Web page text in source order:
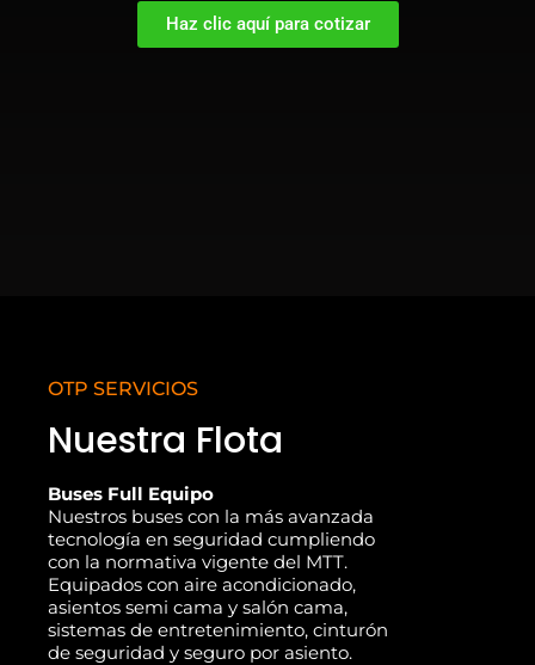
Haz clic aquí para cotizar
OTP SERVICIOS
Nuestra Flota
Buses Full Equipo
Nuestros buses con la más avanzada
tecnología en seguridad cumpliendo
con la normativa vigente del MTT.
Equipados con aire acondicionado,
asientos semi cama y salón cama,
sistemas de entretenimiento, cinturón
de seguridad y seguro por asiento.